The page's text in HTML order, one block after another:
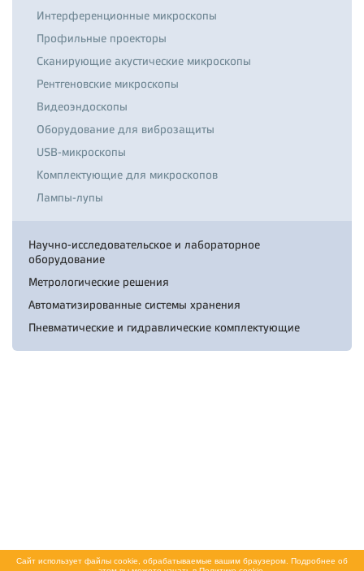
Интерференционные микроскопы
Профильные проекторы
Сканирующие акустические микроскопы
Рентгеновские микроскопы
Видеоэндоскопы
Оборудование для виброзащиты
USB-микроскопы
Комплектующие для микроскопов
Лампы-лупы
Научно-исследовательское и лабораторное
оборудование
Метрологические решения
Автоматизированные системы хранения
Пневматические и гидравлические комплектующие
Сайт использует файлы cookie, обрабатываемые вашим браузером. Подробнее об